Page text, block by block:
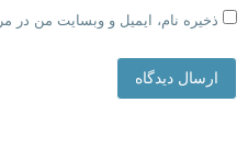
ذخیره نام، ایمیل و وبسایت من در
ارسال دیدگاه